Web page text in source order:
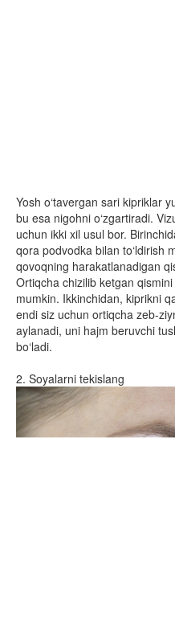
Yosh o‘tavergan sari kipriklar
bu esa nigohni o‘zgartiradi.
uchun ikki xil usul bor.
qora podvodka bilan to‘ldirish
qovoqning harakatlanadigan
Ortiqcha chizilib ketgan
mumkin. Ikkinchidan, kiprikni
endi siz uchun ortiqcha zeb-
aylanadi, uni hajm beruvchi
bo‘ladi.
2. Soyalarni tekislang